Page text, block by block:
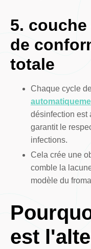
5.
de
totale
Chaque cycle
désinfection est
garantit le
infections.
Cela crée une
comble la
modèle du
est